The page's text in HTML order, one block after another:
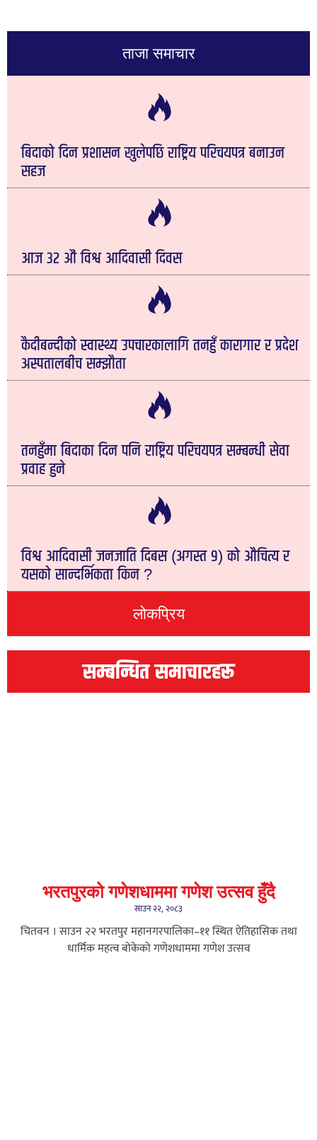
ताजा समाचार
लोकप्रिय
बिदाको दिन प्रशासन खुलेपछि राष्ट्रिय परिचयपत्र बनाउन
सहज
आज ३२ औं विश्व आदिवासी दिवस
कैदीबन्दीको स्वास्थ्य उपचारकालागि तनहुँ कारागार र प्रदेश
अस्पतालबीच सम्झौता
तनहुँमा बिदाका दिन पनि राष्ट्रिय परिचयपत्र सम्बन्धी सेवा
प्रवाह हुने
विश्व आदिवासी जनजाति दिबस (अगस्त ९) को औचित्य र
यसको सान्दर्भिकता किन ?
सम्बन्धित समाचारहरू
भरतपुरको गणेशधाममा गणेश उत्सव हुँदै
साउन २२, २०८३
चितवन । साउन २२ भरतपुर महानगरपालिका–११ स्थित ऐतिहासिक तथा
धार्मिक महत्व बोकेको गणेशधाममा गणेश उत्सव